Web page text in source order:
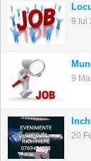
9 Iul
9
20